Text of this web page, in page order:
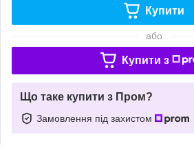
Купити
або
Купити з
Що таке купити з Пром?
Замовлення під захистом